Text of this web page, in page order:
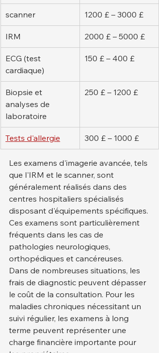
scanner 1200 £ – 3000 £
IRM 2000 £ – 5000 £
ECG (test
cardiaque)
150 £ – 400 £
Biopsie et
analyses de
laboratoire
250 £ – 1200 £
Tests d'allergie 300 £ – 1000 £
Les examens d'imagerie avancée, tels
que l'IRM et le scanner, sont
généralement réalisés dans des
centres hospitaliers spécialisés
disposant d'équipements spécifiques.
Ces examens sont particulièrement
fréquents dans les cas de
pathologies neurologiques,
orthopédiques et cancéreuses.
Dans de nombreuses situations, les
frais de diagnostic peuvent dépasser
le coût de la consultation. Pour les
maladies chroniques nécessitant un
suivi régulier, les examens à long
terme peuvent représenter une
charge financière importante pour